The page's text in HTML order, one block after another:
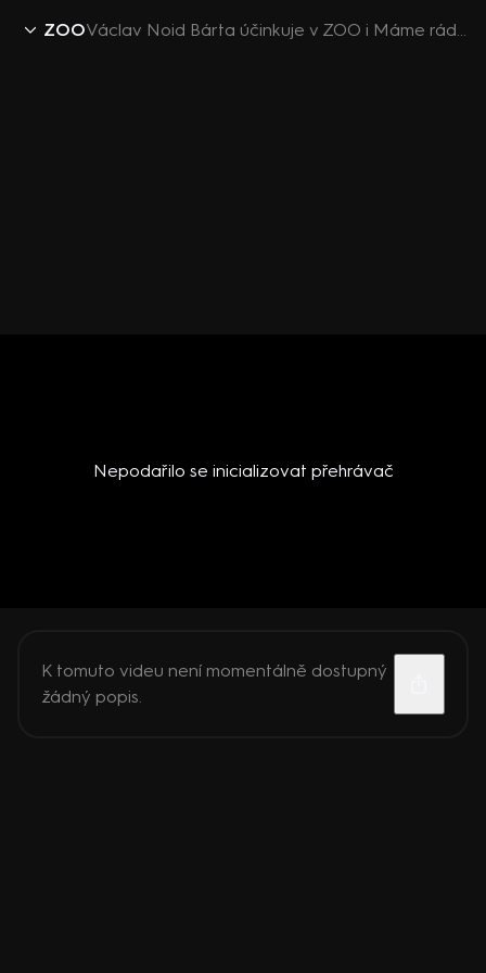
ZOO Václav Noid Bárta účinkuje v ZOO i Máme rádi Česko
Nepodařilo se inicializovat přehrávač
K tomuto videu není momentálně dostupný
žádný popis.